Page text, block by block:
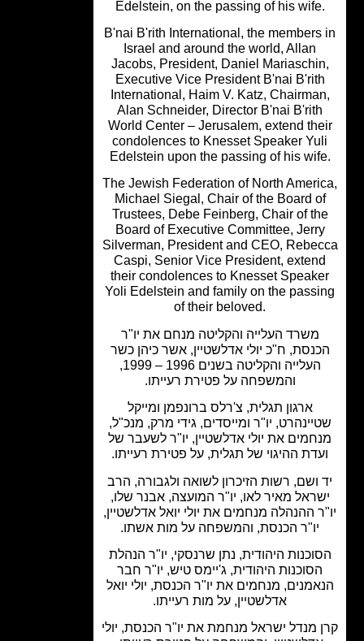
Edelstein, on the passing of his
B'nai B'rith International, the
Israel and around the world, Allan
Jacobs, President, Daniel
Executive Vice President B'nai
International, Haim V. Katz,
Alan Schneider, Director B'nai
World Center – Jerusalem, extend
condolences to Knesset Speaker
Edelstein upon the passing of his
The Jewish Federation of North
Michael Siegal, Chair of the Board
Trustees, Debe Feinberg, Chair of
Board of Executive Committee,
Silverman, President and CEO,
Caspi, Senior Vice President,
their condolences to Knesset
Yoli Edelstein and family on the
of their beloved.
משרד העלייה והקליטה מנחם את יו"ר
ח"כ יולי אדלשטיין, אשר כיהן כשר
העלייה והקליטה בשנים 1996 – 1999,
והמשפחה על פטירת רעייתו.
ארגון תגלית, צ'רלס ברונפמן ומייקל
יו"ר ומייסדים, גידי מרק, מנכ"ל,
את יולי אדלשטיין, יו"ר לשעבר של
ההיגוי של תגלית, על פטירת רעייתו.
ושם, רשות הזיכרון לשואה ולגבורה, הרב
מאיר לאו, יו"ר המועצה, אבנר שלו,
ההנהלה מנחמים את יולי יואל אדלשטיין,
יו"ר הכנסת, והמשפחה על מות אשתו.
היהודית, נתן שרנסקי, יו"ר הנהלת
היהודית, ג'יימס טיש, יו"ר חבר
מנחמים את יו"ר הכנסת, יולי יואל
אדלשטיין, על מות רעייתו.
מנדל ישראל מנחמת את יו"ר הכנסת, יולי